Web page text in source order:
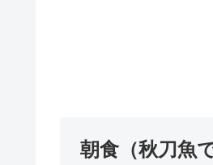
朝食（秋刀魚